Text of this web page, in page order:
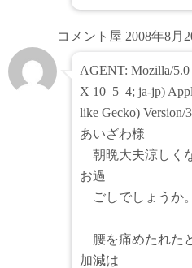
コメント屋 2008年8月
AGENT: Mozilla/5.0
X 10_5_4; ja-jp)
like Gecko) Version/
あいざわ様
朝晩大夫涼しく
お過
ごしでしょうか。
腰を痛めたれた
加減は